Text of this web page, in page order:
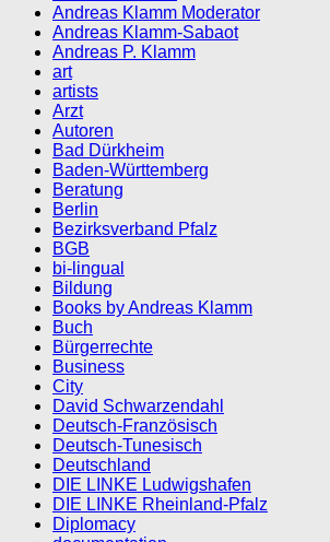
Andreas Klamm Moderator
Andreas Klamm-Sabaot
Andreas P. Klamm
art
artists
Arzt
Autoren
Bad Dürkheim
Baden-Württemberg
Beratung
Berlin
Bezirksverband Pfalz
BGB
bi-lingual
Bildung
Books by Andreas Klamm
Buch
Bürgerrechte
Business
City
David Schwarzendahl
Deutsch-Französisch
Deutsch-Tunesisch
Deutschland
DIE LINKE Ludwigshafen
DIE LINKE Rheinland-Pfalz
Diplomacy